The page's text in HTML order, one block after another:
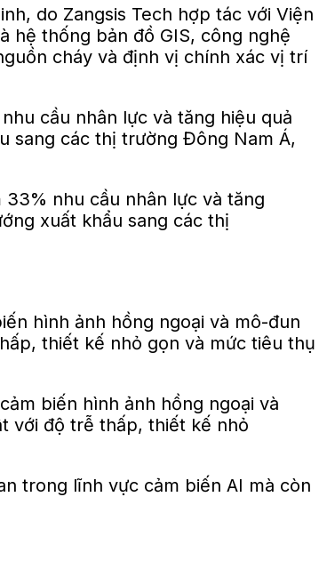
do Zangsis Tech hợp tác với Viện
hệ thống bản đồ GIS, công nghệ
cháy và định vị chính xác vị trí
cầu nhân lực và tăng hiệu quả
sang các thị trường Đông Nam Á,
hình ảnh hồng ngoại và mô-đun
thiết kế nhỏ gọn và mức tiêu thụ
trong lĩnh vực cảm biến AI mà còn